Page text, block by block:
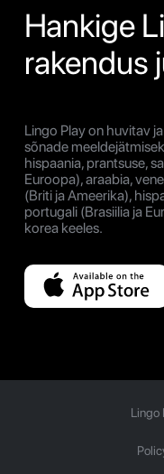
Hankige
rakendus
Lingo Play on huvitav
sõnade
hispaania, prantsuse,
Euroopa), araabia,
(Briti ja Ameerika),
portugali (Brasiilia ja
korea keeles.
Lingo